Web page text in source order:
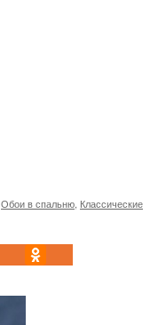
Обои в спальню, Классические